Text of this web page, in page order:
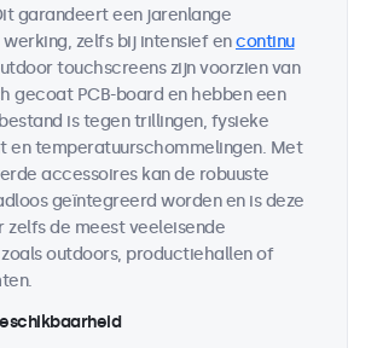
garandeert een jarenlange
zelfs bij intensief encontinu
touchscreens zijn voorzien van
gecoat PCB-board en hebben een
is tegen trillingen, fysieke
en temperatuurschommelingen. Met
accessoires kan de robuuste
geïntegreerd worden en is deze
zelfs de meest veeleisende
outdoors, productiehallen of